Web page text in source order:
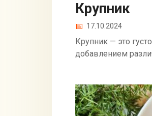
Крупник
17.10.2024
Крупник — это
добавлением